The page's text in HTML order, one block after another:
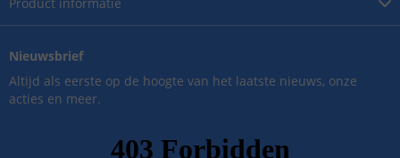
Nieuwsbrief
Altijd als eerste op de hoogte van het laatste nieuws, onze
acties en meer.